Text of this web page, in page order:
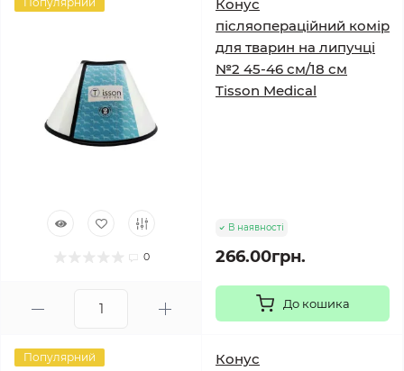
0
Конус
післяопераційний комір
для тварин на липучці
№2 45-46 см/18 см
Tisson Medical
В наявності
266.00грн.
До кошика
Популярний
Конус